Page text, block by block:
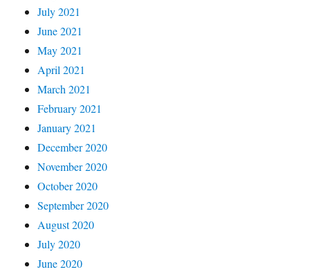
July 2021
June 2021
May 2021
April 2021
March 2021
February 2021
January 2021
December 2020
November 2020
October 2020
September 2020
August 2020
July 2020
June 2020